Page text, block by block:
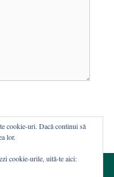
cookie-uri. Dacă continui să
lor.
cookie-urile, uită-te aici: